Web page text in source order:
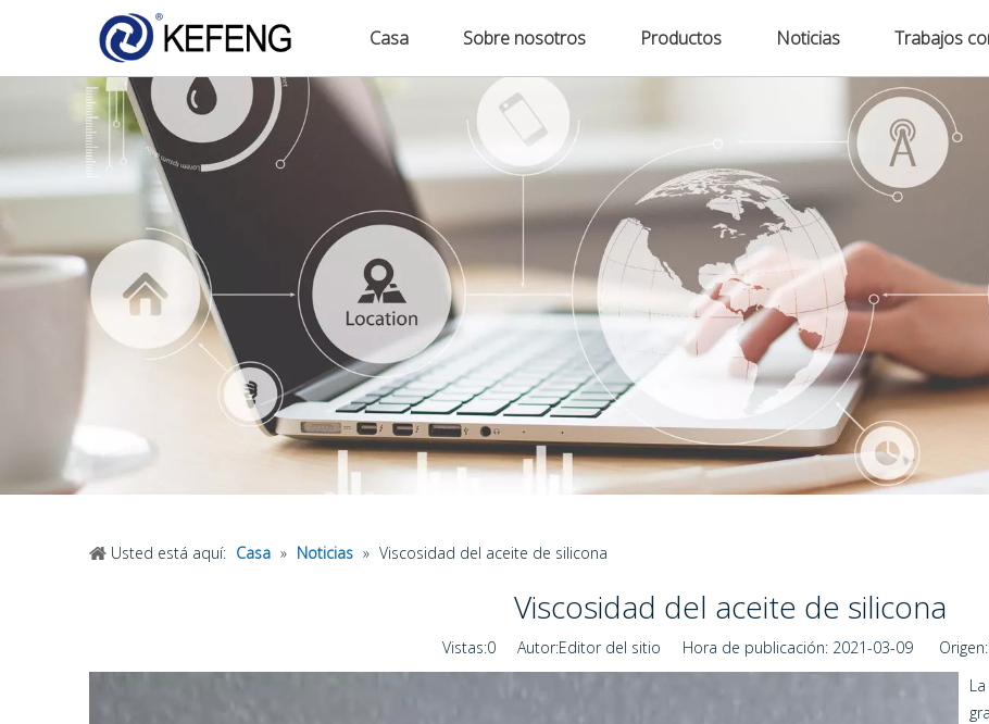
Casa Sobre nosotros Productos Noticias Trabajos
Usted está aquí: Casa » Noticias » Viscosidad del aceite de silicona
Viscosidad del aceite de silicona
Vistas:0 Autor:Editor del sitio Hora de publicación: 2021-03-09 Origen: